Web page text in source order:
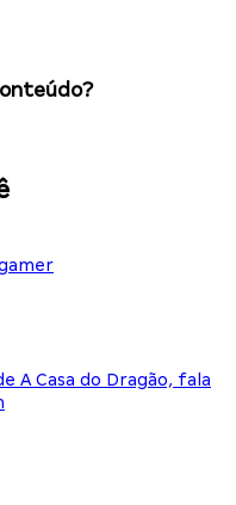
A Casa do Dragão, fala